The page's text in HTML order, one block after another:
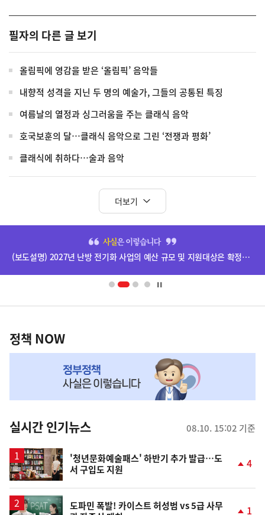
필자의 다른 글 보기
올림픽에 영감을 받은 ‘올림픽’ 음악들
내향적 성격을 지닌 두 명의 예술가, 그들의 공통된 특징
여름날의 열정과 싱그러움을 주는 클래식 음악
호국보훈의 달…클래식 음악으로 그린 ‘전쟁과 평화’
클래식에 취하다…술과 음악
더보기
영
(보도설명) 2027년 난방 전기화 사업의 예산 규모 및 지원대상은 확정된 바 없음
책
NOW,
뉴
스
정책 NOW
실시간 인기뉴스 08.10. 15:02 기준
'청년문화예술패스' 하반기 추가 발급…도
서 구입도 지원
상
4
영
도파민 폭발! 카이스트 허성범 vs 5급 사무
1